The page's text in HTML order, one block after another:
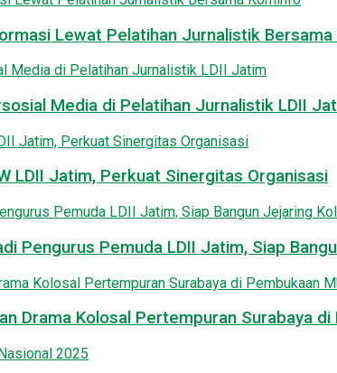
Lewat Pelatihan Jurnalistik
Media di Pelatihan Jurnalistik LDII
LDII Jatim, Perkuat Sinergitas Organisasi
Pengurus Pemuda LDII Jatim, Siap
Drama Kolosal Pertempuran Surabaya